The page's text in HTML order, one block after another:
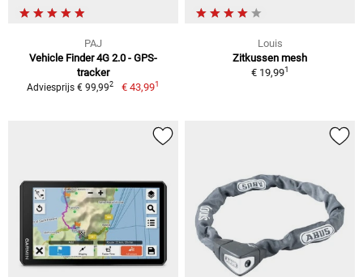
PAJ
Vehicle Finder 4G 2.0 - GPS-
tracker
Adviesprijs € 99,992 € 43,991
Louis
Zitkussen mesh
€ 19,991